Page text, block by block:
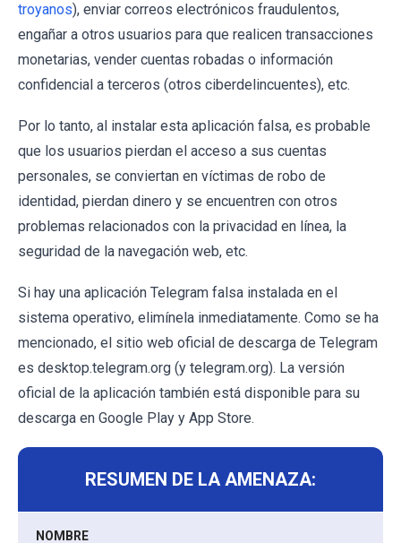
troyanos), enviar correos electrónicos fraudulentos,
engañar a otros usuarios para que realicen transacciones
monetarias, vender cuentas robadas o información
confidencial a terceros (otros ciberdelincuentes), etc.
Por lo tanto, al instalar esta aplicación falsa, es probable
que los usuarios pierdan el acceso a sus cuentas
personales, se conviertan en víctimas de robo de
identidad, pierdan dinero y se encuentren con otros
problemas relacionados con la privacidad en línea, la
seguridad de la navegación web, etc.
Si hay una aplicación Telegram falsa instalada en el
sistema operativo, elimínela inmediatamente. Como se ha
mencionado, el sitio web oficial de descarga de Telegram
es desktop.telegram.org (y telegram.org). La versión
oficial de la aplicación también está disponible para su
descarga en Google Play y App Store.
RESUMEN DE LA AMENAZA:
NOMBRE